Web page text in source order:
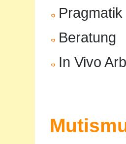
Pragmatik
Beratung
In Vivo